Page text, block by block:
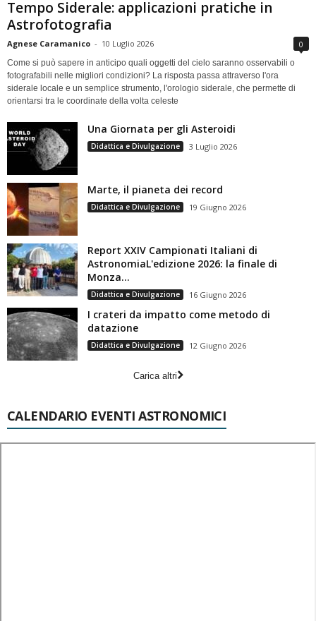
Tempo Siderale: applicazioni pratiche in
Astrofotografia
Agnese Caramanico - 10 Luglio 2026 0
Come si può sapere in anticipo quali oggetti del cielo saranno osservabili o
fotografabili nelle migliori condizioni? La risposta passa attraverso l'ora
siderale locale e un semplice strumento, l'orologio siderale, che permette di
orientarsi tra le coordinate della volta celeste
Una Giornata per gli Asteroidi
Didattica e Divulgazione 3 Luglio 2026
Marte, il pianeta dei record
Didattica e Divulgazione 19 Giugno 2026
Report XXIV Campionati Italiani di
AstronomiaL'edizione 2026: la finale di
Monza...
Didattica e Divulgazione 16 Giugno 2026
I crateri da impatto come metodo di
datazione
Didattica e Divulgazione 12 Giugno 2026
Carica altri
CALENDARIO EVENTI ASTRONOMICI